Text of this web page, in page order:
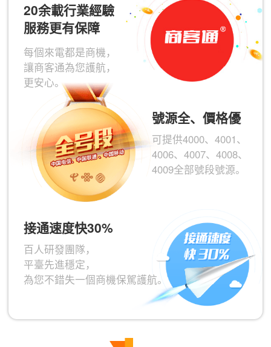
20余載行業經驗
服務更有保障
每個來電都是商機，
讓商客通為您護航，
更安心。
號源全、價格優
可提供4000、4001、
4006、4007、4008、
4009全部號段號源。
接通速度快30%
百人研發團隊，
平臺先進穩定，
為您不錯失一個商機保駕護航。